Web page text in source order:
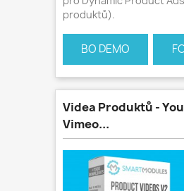
produktů).
BO DEMO
Videa Produktů -
Vimeo...